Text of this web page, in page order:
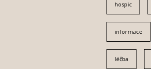
hospic
informace
léčba